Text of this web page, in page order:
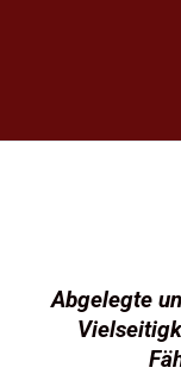
Abgelegte